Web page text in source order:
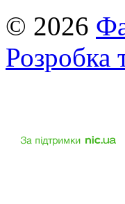
© 2026
Розробка